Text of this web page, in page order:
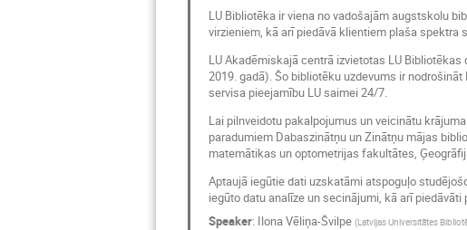
LU Bibliotēka ir viena no vadošajām augstskolu
virzieniem, kā arī piedāvā klientiem plaša spektra
LU Akadēmiskajā centrā izvietotas LU
2019. gadā). Šo bibliotēku uzdevums ir
servisa pieejamību LU saimei 24/7.
Lai pilnveidotu pakalpojumus un veicinātu
paradumiem Dabaszinātņu un Zinātņu mājas
matemātikas un optometrijas fakultātes,
Aptaujā iegūtie dati uzskatāmi atspoguļo
iegūto datu analīze un secinājumi, kā arī
Speaker: Ilona Vēliņa-Švilpe (Latvijas Universitātes